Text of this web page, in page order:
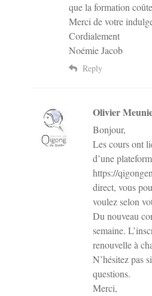
que la formation
Merci de votre
Cordialement
Noémie Jacob
Reply
Olivier
Bonjour,
Les cours ont
d’une
https://
direct, vous
voulez selon
Du nouveau
semaine.
renouvelle à
N’hésitez pas
questions.
Merci,